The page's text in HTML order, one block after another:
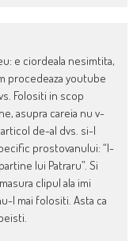
e ciordeala nesimtita,
procedeaza youtube
Folositi in scop
asupra careia nu v-
de-al dvs. si-l
prostovanului: “l-
lui Patraru”. Si
clipul ala imi
l mai folositi. Asta ca